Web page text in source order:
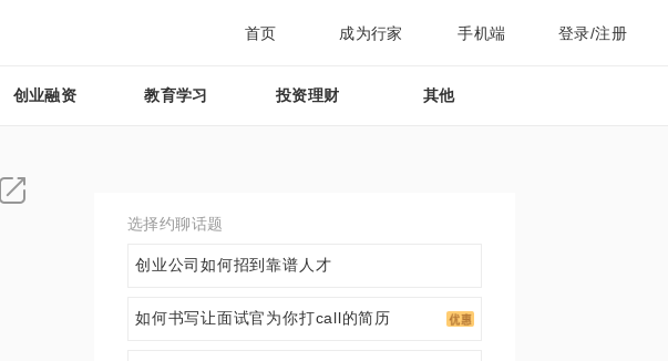
首页 成为行家 手机端 登录/注册
创业融资 教育学习 投资理财 其他
选择约聊话题
创业公司如何招到靠谱人才
如何书写让面试官为你打call的简历